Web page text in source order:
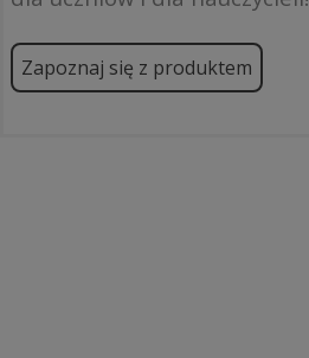
Zapoznaj się z produktem